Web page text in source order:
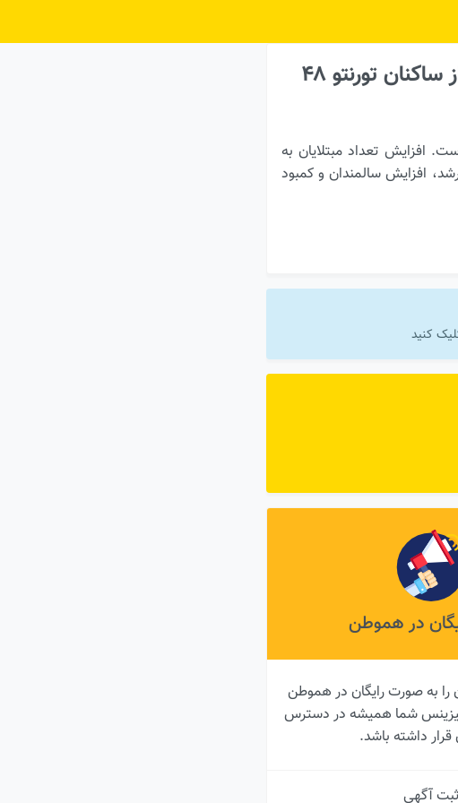
وضعیت اورژانس‌های تورنتو خوب نیست. به تازگی یکی از ساکنان تورنتو ۴۸
افزایش تعداد مبتلایان به
رشد، افزایش سالمندان و کمبود
کنید
در هموطن
به صورت رایگان در هموطن
بیزینس شما همیشه در دسترس
داشته باشد.
ثبت آگهی